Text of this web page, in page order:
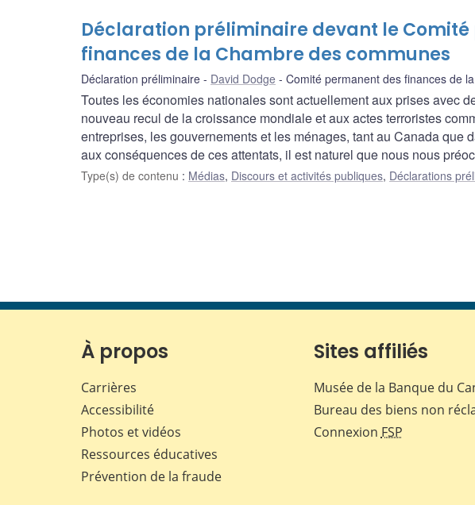
Déclaration préliminaire devant le
finances de la Chambre des communes
Déclaration préliminaire David Dodge Comité permanent des finances de
Toutes les économies nationales sont actuellement aux prises avec
nouveau recul de la croissance mondiale et aux actes terroristes
entreprises, les gouvernements et les ménages, tant au Canada que
aux conséquences de ces attentats, il est naturel que nous nous
Type(s) de contenu : Médias, Discours et activités publiques, Déclarations
À propos
Carrières
Accessibilité
Photos et vidéos
Ressources éducatives
Prévention de la fraude
Sites affiliés
Musée de la Banque du
Bureau des biens non
Connexion FSP